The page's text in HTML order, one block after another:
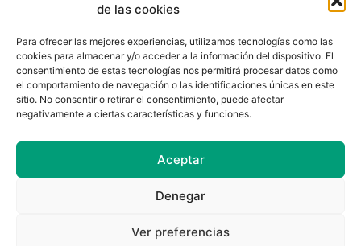
de las cookies
Para ofrecer las mejores experiencias, utilizamos tecnologías como las
cookies para almacenar y/o acceder a la información del dispositivo. El
consentimiento de estas tecnologías nos permitirá procesar datos como
el comportamiento de navegación o las identificaciones únicas en este
sitio. No consentir o retirar el consentimiento, puede afectar
negativamente a ciertas características y funciones.
Aceptar
Denegar
Ver preferencias
Política de cookies (UE) Política de privacidad
Aviso Legal